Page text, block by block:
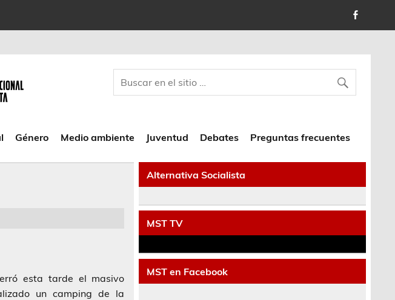
Género Medio ambiente Juventud Debates Preguntas frecuentes
esta tarde el masivo
un camping de la
Alternativa Socialista
MST TV
MST en Facebook